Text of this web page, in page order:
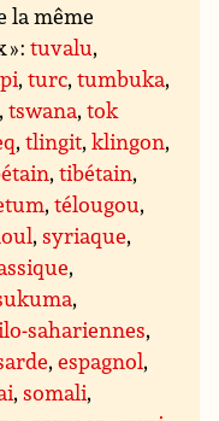
la même
» :tuvalu,
,turc,tumbuka,
,tswana,tok
,tlingit,klingon,
,tibétain,
,télougou,
,syriaque,
,
,
sahariennes,
,espagnol,
,somali,